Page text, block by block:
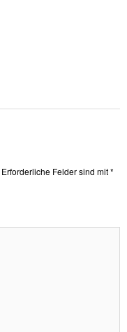
Erforderliche Felder sind mit*